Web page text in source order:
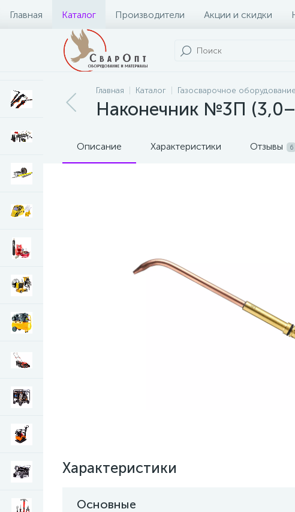
Главная Каталог Производители Акции и скидки
Главная Каталог Газосварочное оборудование
Наконечник №3П
Описание Характеристики Отзывы 6
Характеристики
Основные